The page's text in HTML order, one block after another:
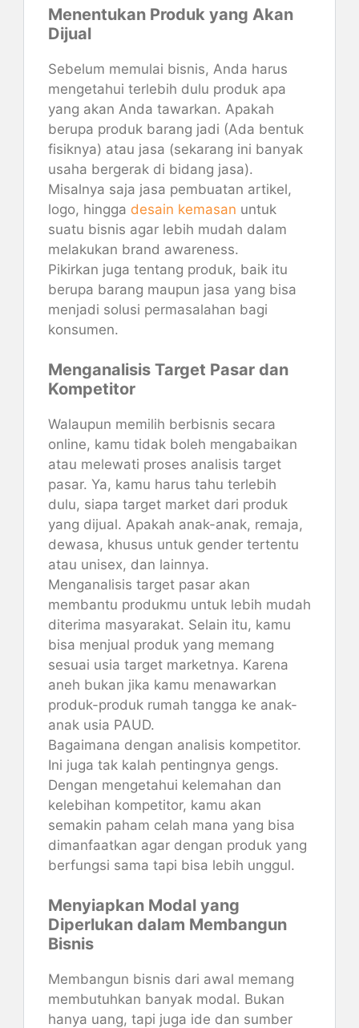
Menentukan Produk yang Akan
Dijual
Sebelum memulai bisnis, Anda harus
mengetahui terlebih dulu produk apa
yang akan Anda tawarkan. Apakah
berupa produk barang jadi (Ada bentuk
fisiknya) atau jasa (sekarang ini banyak
usaha bergerak di bidang jasa).
Misalnya saja jasa pembuatan artikel,
logo, hingga desain kemasan untuk
suatu bisnis agar lebih mudah dalam
melakukan brand awareness.
Pikirkan juga tentang produk, baik itu
berupa barang maupun jasa yang bisa
menjadi solusi permasalahan bagi
konsumen.
Menganalisis Target Pasar dan
Kompetitor
Walaupun memilih berbisnis secara
online, kamu tidak boleh mengabaikan
atau melewati proses analisis target
pasar. Ya, kamu harus tahu terlebih
dulu, siapa target market dari produk
yang dijual. Apakah anak-anak, remaja,
dewasa, khusus untuk gender tertentu
atau unisex, dan lainnya.
Menganalisis target pasar akan
membantu produkmu untuk lebih mudah
diterima masyarakat. Selain itu, kamu
bisa menjual produk yang memang
sesuai usia target marketnya. Karena
aneh bukan jika kamu menawarkan
produk-produk rumah tangga ke anak-
anak usia PAUD.
Bagaimana dengan analisis kompetitor.
Ini juga tak kalah pentingnya gengs.
Dengan mengetahui kelemahan dan
kelebihan kompetitor, kamu akan
semakin paham celah mana yang bisa
dimanfaatkan agar dengan produk yang
berfungsi sama tapi bisa lebih unggul.
Menyiapkan Modal yang
Diperlukan dalam Membangun
Bisnis
Membangun bisnis dari awal memang
membutuhkan banyak modal. Bukan
hanya uang, tapi juga ide dan sumber